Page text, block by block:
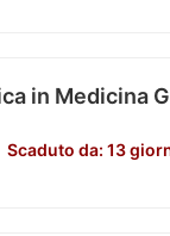
in Medicina
Scaduto da: 13